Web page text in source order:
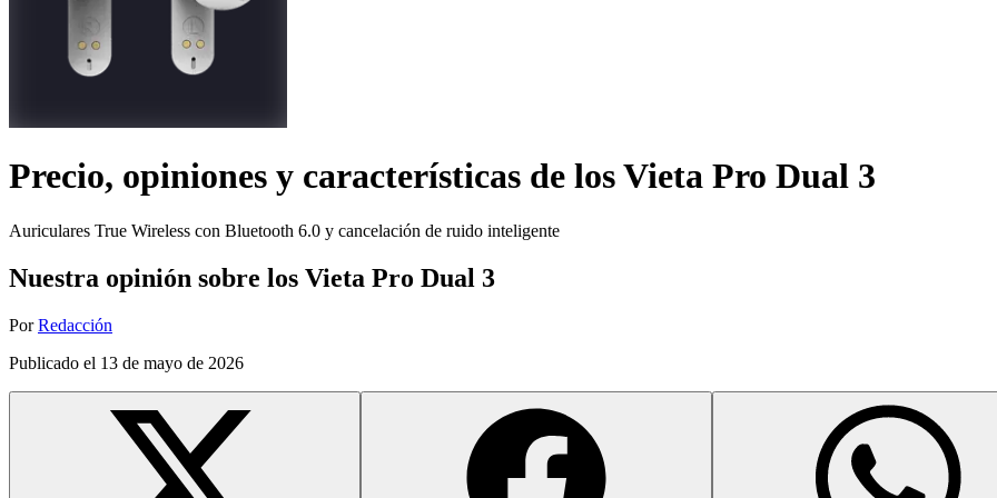
Precio, opiniones y características de losVieta Pro Dual 3
Auriculares True Wireless con Bluetooth 6.0 y cancelación de ruido inteligente
Nuestra opinión sobre los Vieta Pro Dual 3
Por Redacción
Publicado el 13 de mayo de 2026